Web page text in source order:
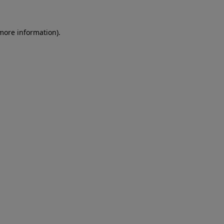
information).